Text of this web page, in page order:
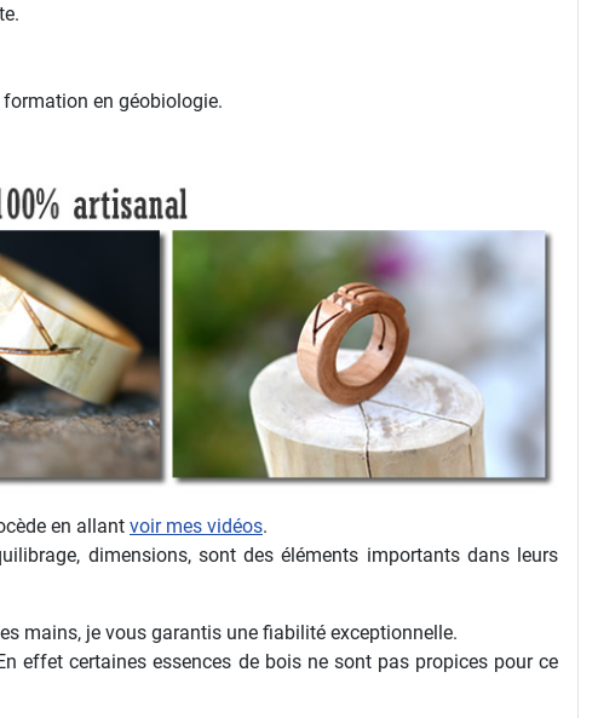
en géobiologie.
en allant voir mes vidéos.
dimensions, sont des éléments importants dans leurs
mains, je vous garantis une fiabilité exceptionnelle.
effet certaines essences de bois ne sont pas propices pour ce